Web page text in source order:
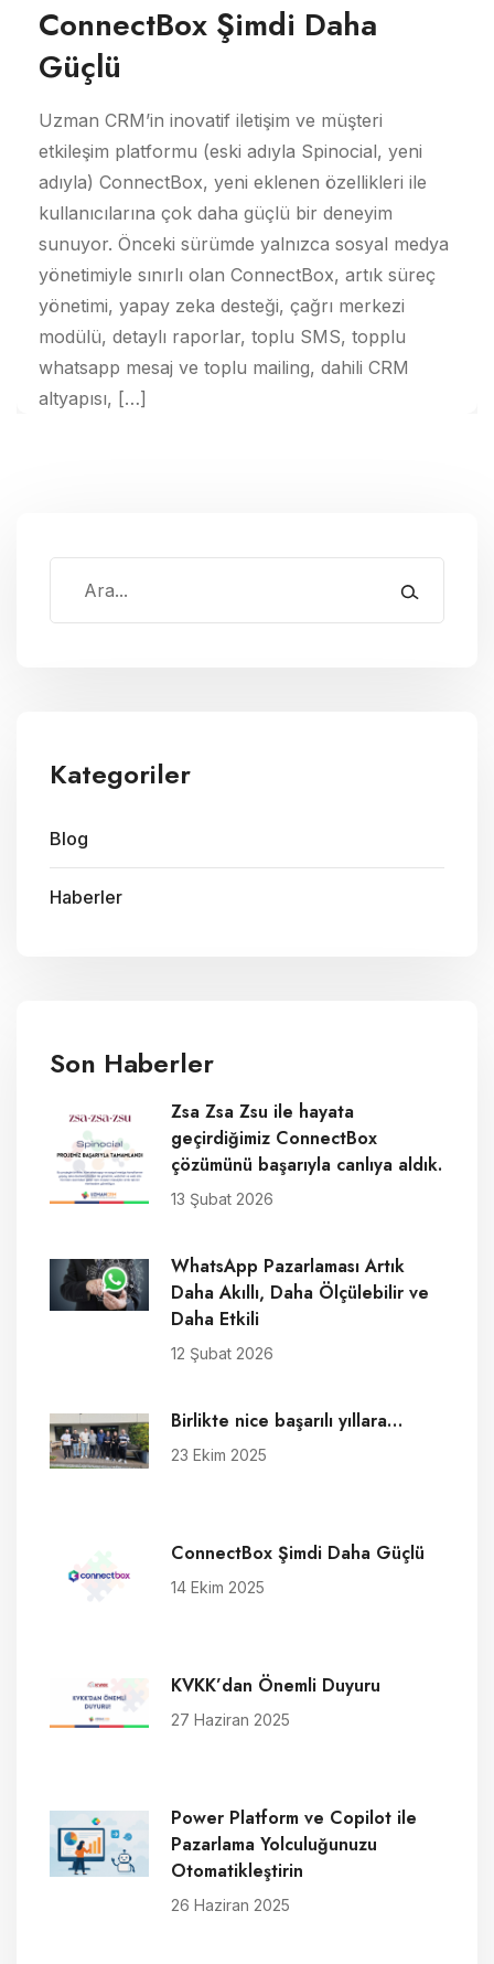
Kategoriler
Blog
Haberler
Son Haberler
Zsa Zsa Zsu ile hayata
geçirdiğimiz ConnectBox
çözümünü başarıyla canlıya aldık.
13 Şubat 2026
WhatsApp Pazarlaması Artık
Daha Akıllı, Daha Ölçülebilir ve
Daha Etkili
12 Şubat 2026
Birlikte nice başarılı yıllara…
23 Ekim 2025
ConnectBox Şimdi Daha Güçlü
14 Ekim 2025
KVKK’dan Önemli Duyuru
27 Haziran 2025
Power Platform ve Copilot ile
Pazarlama Yolculuğunuzu
Otomatikleştirin
26 Haziran 2025
ConnectBox Şimdi Daha
Güçlü
Uzman CRM’in inovatif iletişim ve müşteri
etkileşim platformu (eski adıyla Spinocial, yeni
adıyla) ConnectBox, yeni eklenen özellikleri ile
kullanıcılarına çok daha güçlü bir deneyim
sunuyor. Önceki sürümde yalnızca sosyal medya
yönetimiyle sınırlı olan ConnectBox, artık süreç
yönetimi, yapay zeka desteği, çağrı merkezi
modülü, detaylı raporlar, toplu SMS, topplu
whatsapp mesaj ve toplu mailing, dahili CRM
altyapısı, […]